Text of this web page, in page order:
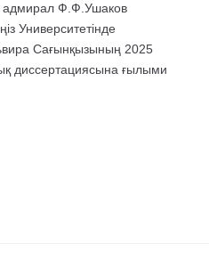
адмирал Ф.Ф.Ушаков
Университетінде
Сағынқызының 2025
диссертациясына ғылыми